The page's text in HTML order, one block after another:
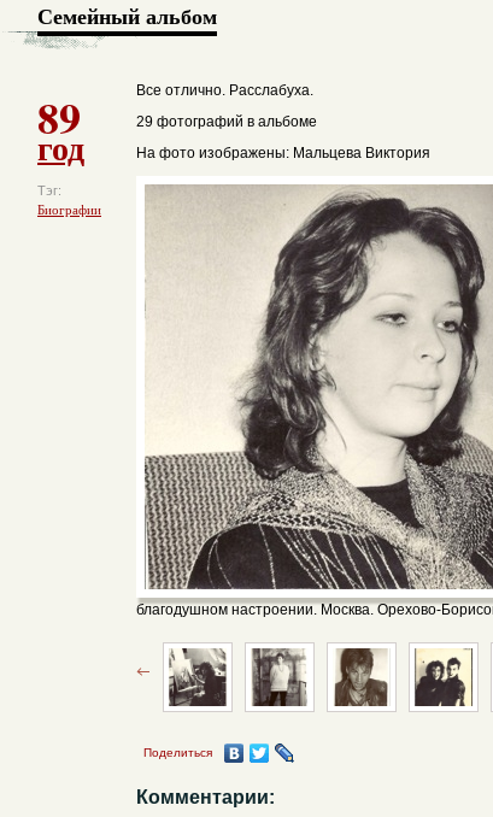
Семейный альбом
89
год
Тэг:
Биографии
Все отлично. Расслабуха.
29 фотографий в альбоме
На фото изображены: Мальцева Виктория
благодушном настроении. Москва. Орехово-
Поделиться
Комментарии: